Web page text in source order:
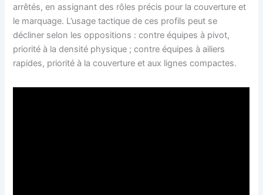
arrêtés, en assignant des rôles précis pour la couverture et
le marquage. L’usage tactique de ces profils peut se
décliner selon les oppositions : contre équipes à pivot,
priorité à la densité physique ; contre équipes à ailiers
rapides, priorité à la couverture et aux lignes compactes.